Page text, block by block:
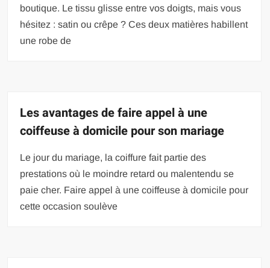
boutique. Le tissu glisse entre vos doigts, mais vous
hésitez : satin ou crêpe ? Ces deux matières habillent
une robe de
Les avantages de faire appel à une
coiffeuse à domicile pour son mariage
Le jour du mariage, la coiffure fait partie des
prestations où le moindre retard ou malentendu se
paie cher. Faire appel à une coiffeuse à domicile pour
cette occasion soulève